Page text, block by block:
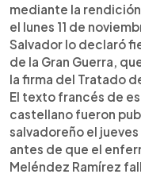
mediante la
el lunes 11 de
Salvador lo declaró
de la Gran Guerra,
la firma del Tratado
El texto francés de
castellano fueron
salvadoreño el
antes de que el
Meléndez Ramírez